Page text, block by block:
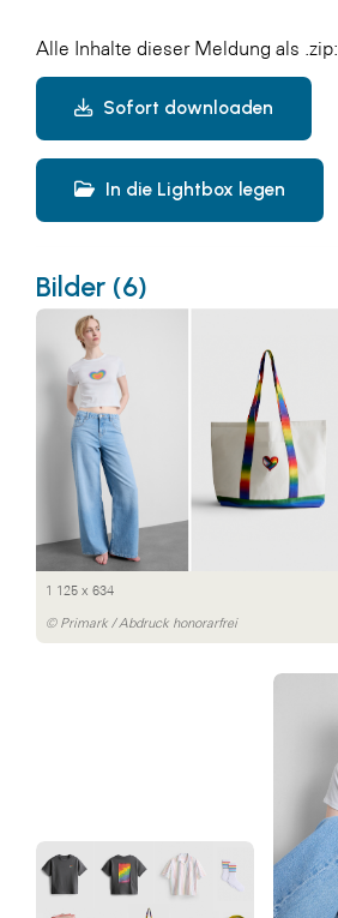
Alle Inhalte dieser Meldung als .zip:
Sofort downloaden
In die Lightbox legen
Bilder (6)
1 125 x 634
© Primark / Abdruck honorarfrei